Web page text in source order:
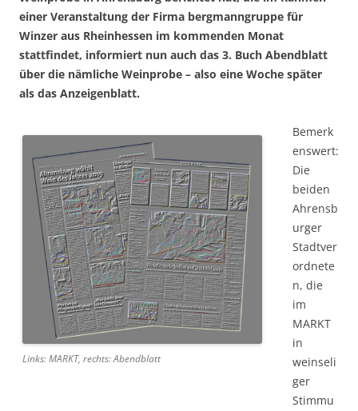
einer Veranstaltung der Firma bergmanngruppe für
Winzer aus Rheinhessen im kommenden Monat
stattfindet, informiert nun auch das 3. Buch Abendblatt
über die nämliche Weinprobe – also eine Woche später
als das Anzeigenblatt.
Links: MARKT, rechts: Abendblatt
Bemerk
enswert:
Die
beiden
Ahrensb
urger
Stadtver
ordnete
n, die
im
MARKT
in
weinseli
ger
Stimmu